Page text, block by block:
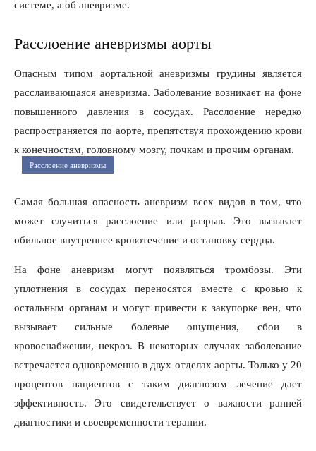
системе, а об аневризме.
Расслоение аневризмы аорты
Опасным типом аортальной аневризмы грудины является
расслаивающаяся аневризма. Заболевание возникает на фоне
повышенного давления в сосудах. Расслоение нередко
распространяется по аорте, препятствуя прохождению крови
к конечностям, головному мозгу, почкам и прочим органам.
Расслоение аневризмы
Самая большая опасность аневризм всех видов в том, что
может случиться расслоение или разрыв. Это вызывает
обильное внутреннее кровотечение и остановку сердца.
На фоне аневризм могут появляться тромбозы. Эти
уплотнения в сосудах переносятся вместе с кровью к
остальным органам и могут привести к закупорке вен, что
вызывает сильные болевые ощущения, сбои в
кровоснабжении, некроз. В некоторых случаях заболевание
встречается одновременно в двух отделах аорты. Только у 20
процентов пациентов с таким диагнозом лечение дает
эффективность. Это свидетельствует о важности ранней
диагностики и своевременности терапии.